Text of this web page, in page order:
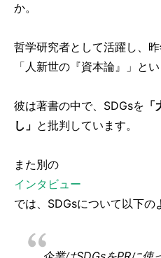
か。
哲学研究者として活躍し、
「人新世の『資本論』」と
彼は著書の中で、SDGsを
し」 と批判しています。
また別の
インタビュー
では、SDGsについて以下の